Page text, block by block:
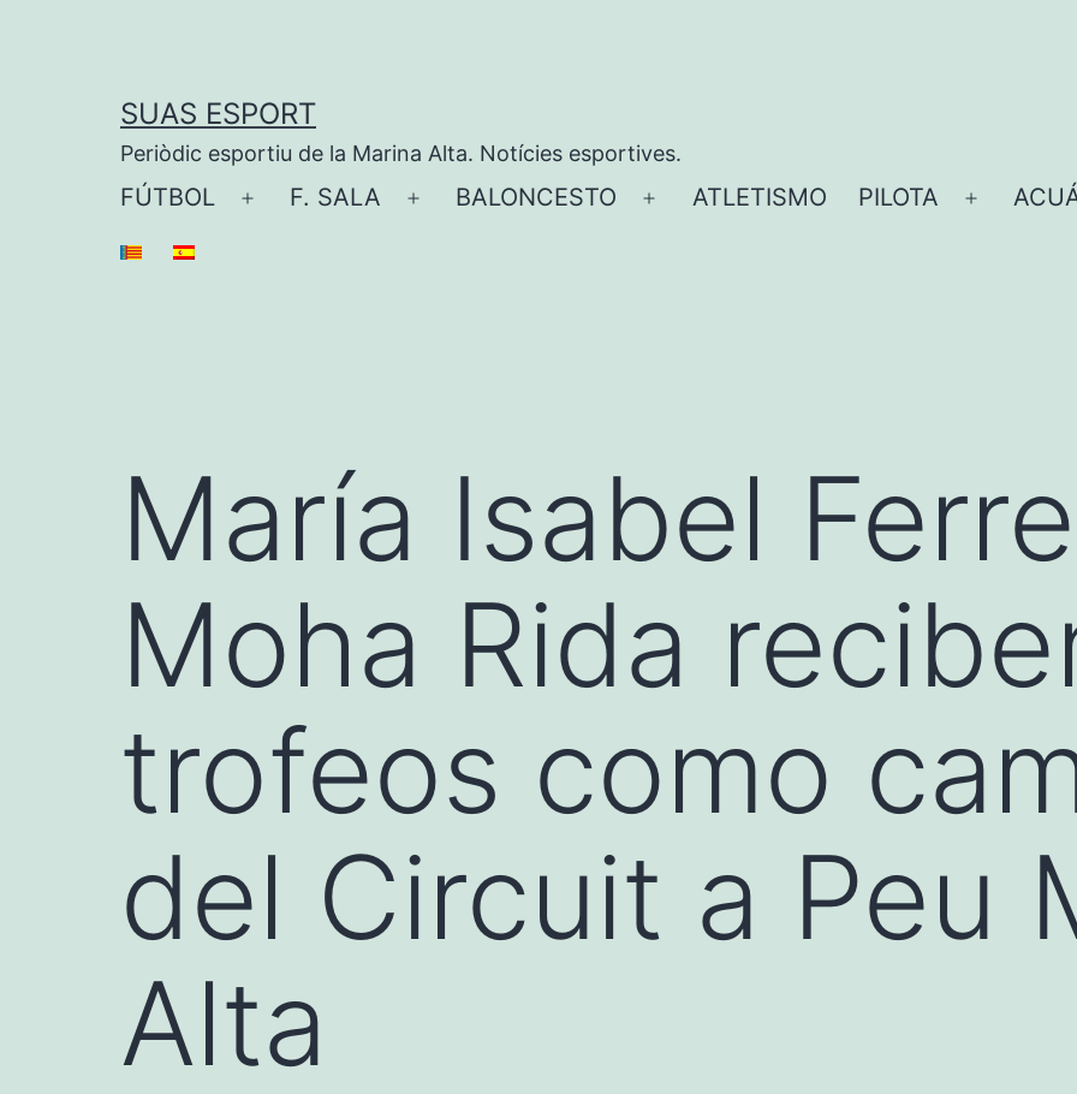
SUAS ESPORT
Periòdic esportiu de la Marina Alta. Notícies esportives.
FÚTBOL
Abrir
F. SALA
Abrir
BALONCESTO
Abrir
ATLETISMO PILOTA
Abrir
María Isabel
Moha Rida
trofeos como
del Circuit a Peu
Alta